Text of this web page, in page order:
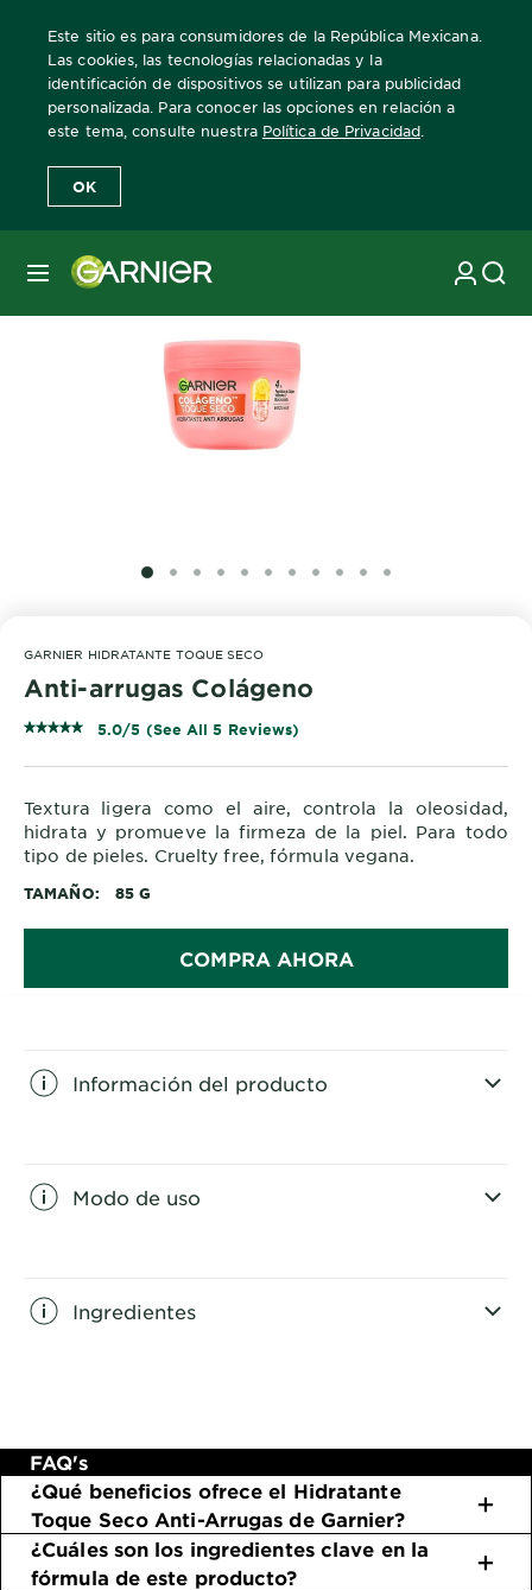
Este sitio es para consumidores de la República Mexicana.
Las cookies, las tecnologías relacionadas y la
identificación de dispositivos se utilizan para publicidad
personalizada. Para conocer las opciones en relación a
este tema, consulte nuestra Política de Privacidad
OK
MENÚ
Home Hidratantes toque seco Anti-arrugas Colágeno
SLIDE 1
SLIDE 2
SLIDE 3
SLIDE 4
SLIDE 5
SLIDE 6
SLIDE 7
SLIDE 8
SLIDE 9
SLIDE 10
SLIDE 11
GARNIER HIDRATANTE TOQUE SECO
Anti-arrugas Colágeno
5.0/5 (See All 5 Reviews)
Textura ligera como el aire, controla la oleosidad,
hidrata y promueve la firmeza de la piel. Para todo
tipo de pieles. Cruelty free, fórmula vegana.
TAMAÑO 85 G
COMPRA AHORA
Información del producto
Modo de uso
Ingredientes
FAQ's
¿Qué beneficios ofrece el Hidratante
Toque Seco Anti-Arrugas de Garnier?
¿Cuáles son los ingredientes clave en la
fórmula de este producto?